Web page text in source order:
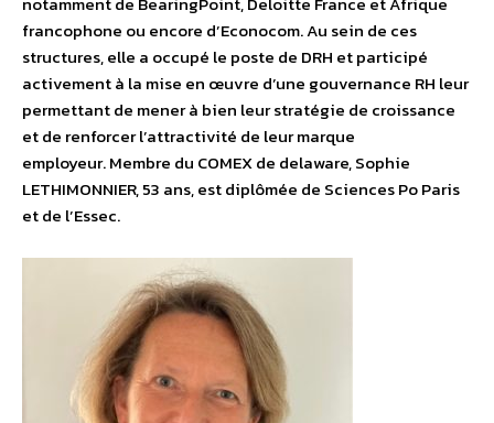
francophone ou encore d’Econocom. Au sein de ces
structures, elle a occupé le poste de DRH et participé
activement à la mise en œuvre d’une gouvernance RH leur
permettant de mener à bien leur stratégie de croissance
et de renforcer l’attractivité de leur marque
employeur. Membre du COMEX de delaware, Sophie
LETHIMONNIER, 53 ans, est diplômée de Sciences Po Paris
et de l’Essec.